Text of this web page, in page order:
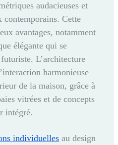
audacieuses et
contemporains. Cette
avantages, notamment
élégante qui se
L’architecture
harmonieuse
de la maison, grâce à
vitrées et de concepts
intégré.
individuelles au design